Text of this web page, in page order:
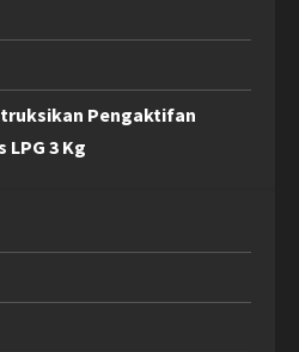
Pengaktifan
3 Kg